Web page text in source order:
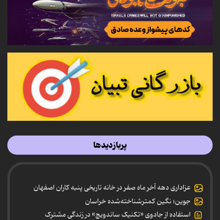
پربازدیدها
عزاداری دهه آخر ماه صفر در خانه تاریخی پنبه کاران اصفهان
جوین؛ نگین کمترشناخته‌شده خراسان
استفاده از جادوی «تکنیک ساندویچ» در زندگی مشترک